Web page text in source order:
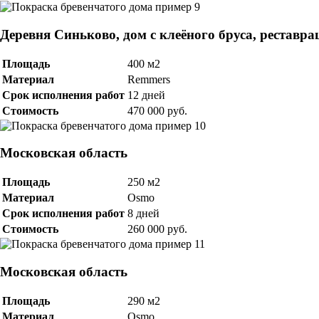
Деревня Синьково, дом с клеёного бруса,
Площадь
400 м2
Материал
Remmers
Срок исполнения работ 12 дней
Стоимость
470 000 руб.
Московская область
Площадь
250 м2
Материал
Osmo
Срок исполнения работ 8 дней
Стоимость
260 000 руб.
Московская область
Площадь
290 м2
Материал
Osmo